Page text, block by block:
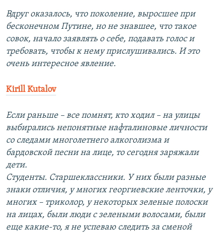
Вдруг оказалось, что поколение, выросшее при
бесконечном Путине, но не знавшее, что такое
совок, начало заявлять о себе, подавать голос и
требовать, чтобы к нему прислушивались. И это
очень интересное явление.
Kirill Kutalov
Если раньше – все помнят, кто ходил – на улицы
выбирались непонятные нафталиновые личности
со следами многолетнего алкоголизма и
бардовской песни на лице, то сегодня заряжали
дети.
Студенты. Старшеклассники. У них были разные
знаки отличия, у многих георгиевские ленточки, у
многих – триколор, у некоторых зеленые полоски
на лицах, были люди с зелеными волосами, были
еще какие-то, я не успеваю следить за сменой